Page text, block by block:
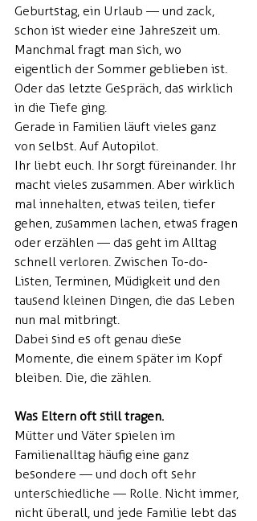
Geburtstag, ein Urlaub — und zack,
schon ist wieder eine Jahreszeit um.
Manchmal fragt man sich, wo
eigentlich der Sommer geblieben ist.
Oder das letzte Gespräch, das wirklich
in die Tiefe ging.
Gerade in Familien läuft vieles ganz
von selbst. Auf Autopilot.
Ihr liebt euch. Ihr sorgt füreinander. Ihr
macht vieles zusammen. Aber wirklich
mal innehalten, etwas teilen, tiefer
gehen, zusammen lachen, etwas fragen
oder erzählen — das geht im Alltag
schnell verloren. Zwischen To-do-
Listen, Terminen, Müdigkeit und den
tausend kleinen Dingen, die das Leben
nun mal mitbringt.
Dabei sind es oft genau diese
Momente, die einem später im Kopf
bleiben. Die, die zählen.
Was Eltern oft still tragen.
Mütter und Väter spielen im
Familienalltag häufig eine ganz
besondere — und doch oft sehr
unterschiedliche — Rolle. Nicht immer,
nicht überall, und jede Familie lebt das